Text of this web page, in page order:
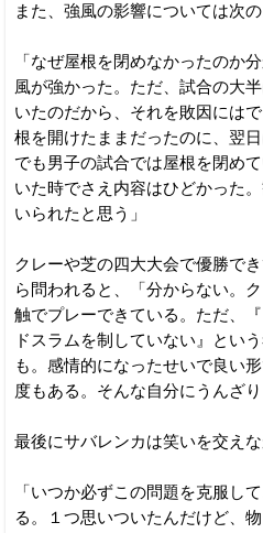
また、強風の影響については次の
「なぜ屋根を閉めなかったのか
風が強かった。ただ、試合の大
いたのだから、それを敗因には
根を開けたままだったのに、翌
でも男子の試合では屋根を閉め
いた時でさえ内容はひどかった
いられたと思う」
クレーや芝の四大大会で優勝で
ら問われると、「分からない。
触でプレーできている。ただ、
ドスラムを制していない』とい
も。感情的になったせいで良い
度もある。そんな自分にうんざ
最後にサバレンカは笑いを交え
「いつか必ずこの問題を克服し
る。１つ思いついたんだけど、